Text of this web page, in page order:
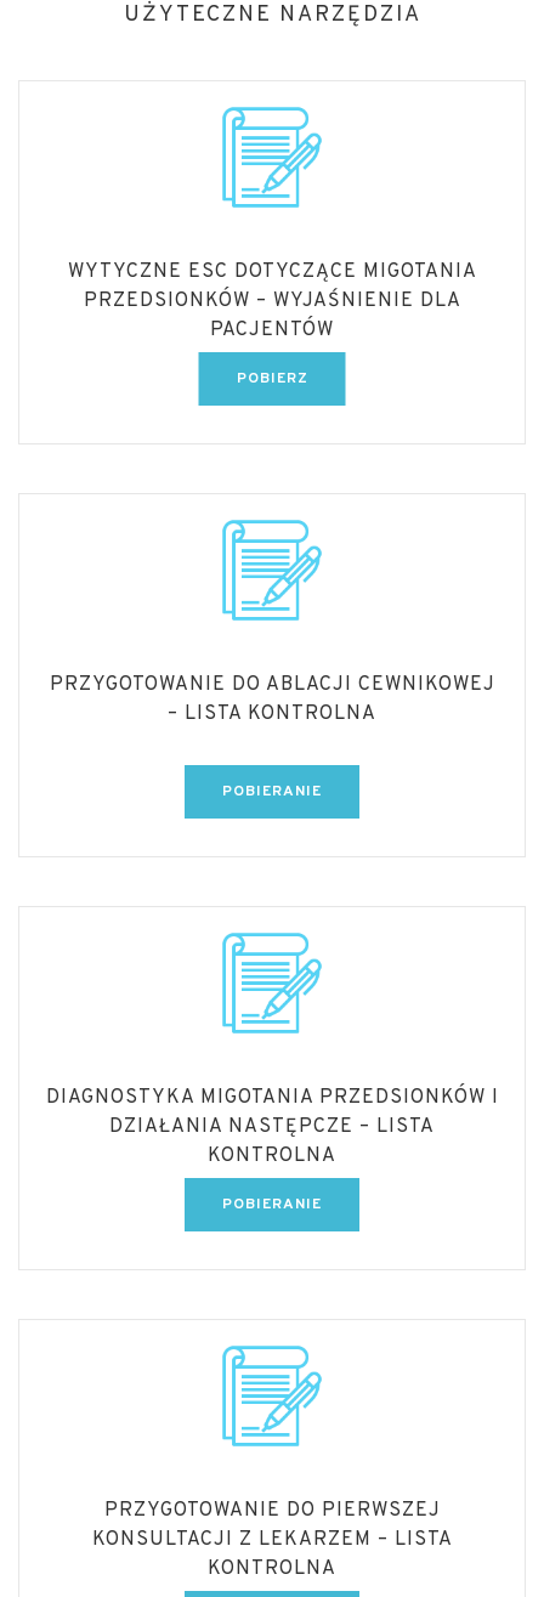
UŻYTECZNE NARZĘDZIA
WYTYCZNE ESC DOTYCZĄCE MIGOTANIA
PRZEDSIONKÓW – WYJAŚNIENIE DLA
PACJENTÓW
POBIERZ
PRZYGOTOWANIE DO ABLACJI CEWNIKOWEJ
– LISTA KONTROLNA
POBIERANIE
DIAGNOSTYKA MIGOTANIA PRZEDSIONKÓW I
DZIAŁANIA NASTĘPCZE – LISTA
KONTROLNA
POBIERANIE
PRZYGOTOWANIE DO PIERWSZEJ
KONSULTACJI Z LEKARZEM – LISTA
KONTROLNA